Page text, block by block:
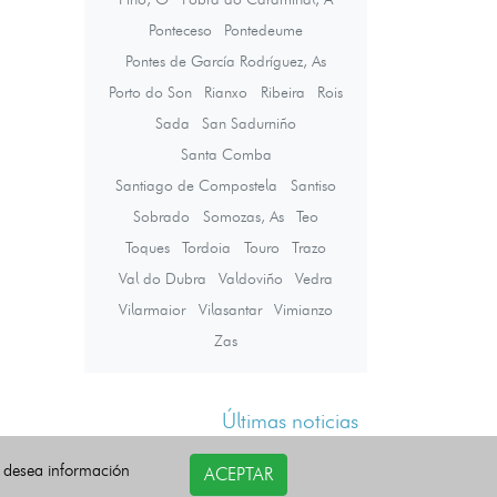
Ponteceso
Pontedeume
Pontes de García Rodríguez, As
Porto do Son
Rianxo Ribeira
Rois
Sada
San Sadurniño
Santa Comba
Santiago de Compostela
Santiso
Sobrado
Somozas, As
Teo
Toques
Tordoia Touro
Trazo
Val do Dubra
Valdoviño
Vedra
Vilarmaior
Vilasantar
Vimianzo
Zas
Últimas noticias
información
ACEPTAR